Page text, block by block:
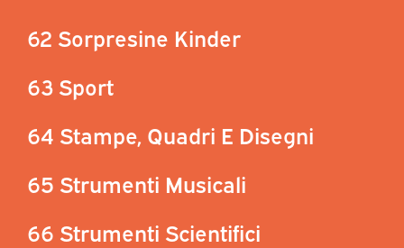
62 Sorpresine Kinder
63 Sport
64 Stampe, Quadri E Disegni
65 Strumenti Musicali
66 Strumenti Scientifici